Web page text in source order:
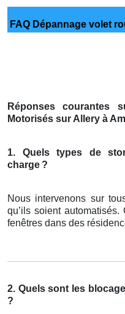
FAQ Dépannage volet
Réponses courantes
Motorisés sur Allery à
1. Quels types de
charge ?
Nous intervenons sur
qu’ils soient
fenêtres dans des
2. Quels sont les
?